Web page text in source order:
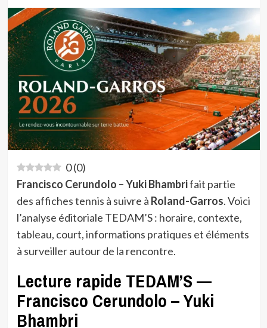
0(0)
Francisco Cerundolo – Yuki Bhambrifait partie
des affiches tennis à suivre à Roland-Garros. Voici
l’analyse éditoriale TEDAM’S : horaire, contexte,
tableau, court, informations pratiques et éléments
à surveiller autour de la rencontre.
Lecture rapide TEDAM’S —
Francisco Cerundolo – Yuki
Bhambri